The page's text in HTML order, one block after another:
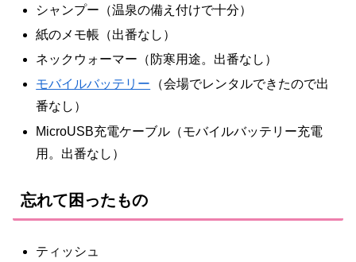
シャンプー（温泉の備え付けで十分）
紙のメモ帳（出番なし）
ネックウォーマー（防寒用途。出番なし）
モバイルバッテリー
（会場でレンタルできたので出
番なし）
MicroUSB充電ケーブル（モバイルバッテリー充電
用。出番なし）
忘れて困ったもの
ティッシュ